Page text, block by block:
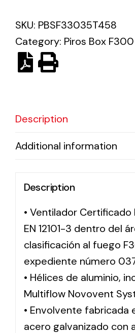
Solar lighting
Variety of solar solutions for all
SKU: PBSF33035T458
Category: Piros Box F300
Description
Additional information
Description
• Ventilador Certificado
EN 12101-3 dentro del
clasificación al fuego
expediente número
• Hélices de aluminio,
Multiflow Novovent
• Envolvente fabricada
acero galvanizado con